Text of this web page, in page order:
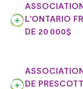
L'ONTARIO
DE 20 000$
DE